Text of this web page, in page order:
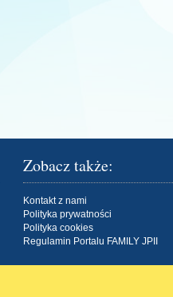
Zobacz także:
Kontakt z nami
Polityka prywatności
Polityka cookies
Regulamin Portalu FAMILY JPII